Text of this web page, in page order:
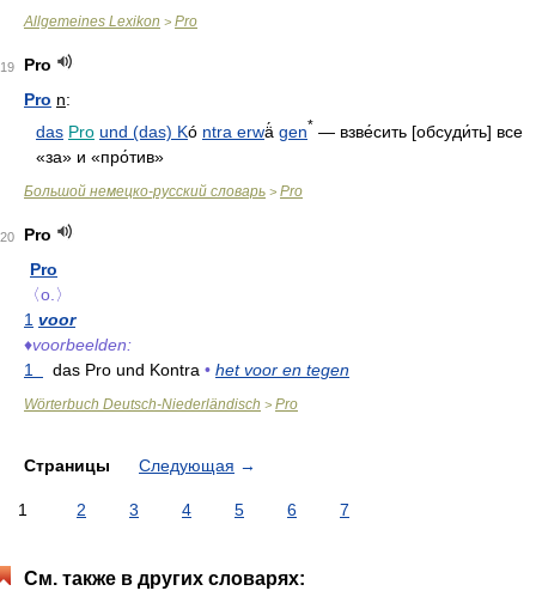
Allgemeines Lexikon > Pro
19
Pro
Pro n:
das Pro und (das) Kó ntra erwä́ gen* — взве́сить [обсуди́ть] все
«за» и «про́тив»
Большой немецко-русский словарь > Pro
20
Pro
Pro
〈o.〉
1 voor
♦voorbeelden:
1
das Pro und Kontra • het voor en tegen
Wörterbuch Deutsch-Niederländisch > Pro
Страницы Следующая →
1 2 3 4 5 6 7
См. также в других словарях: